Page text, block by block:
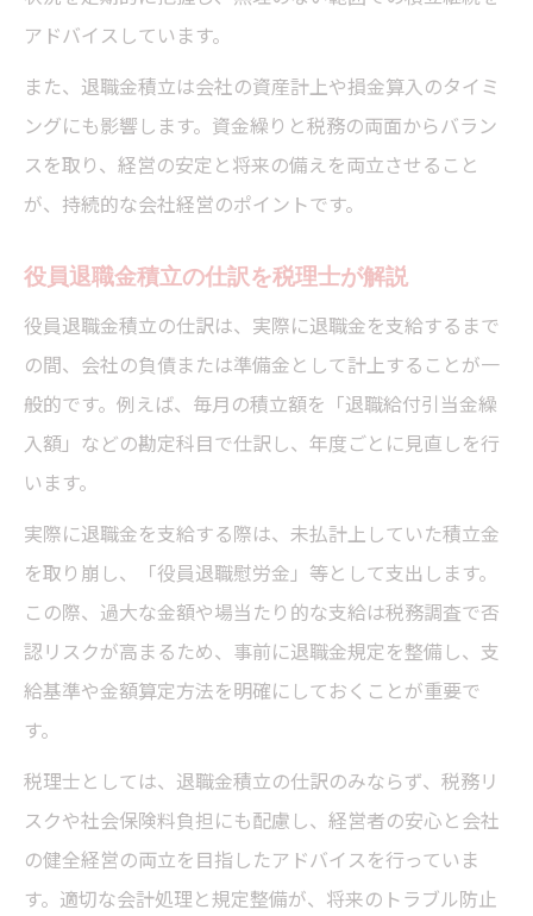
アドバイスしています。
また、退職金積立は会社の資産計上や損金算入のタイミ
ングにも影響します。資金繰りと税務の両面からバラン
スを取り、経営の安定と将来の備えを両立させること
が、持続的な会社経営のポイントです。
役員退職金積立の仕訳を税理士が解説
役員退職金積立の仕訳は、実際に退職金を支給するまで
の間、会社の負債または準備金として計上することが一
般的です。例えば、毎月の積立額を「退職給付引当金繰
入額」などの勘定科目で仕訳し、年度ごとに見直しを行
います。
実際に退職金を支給する際は、未払計上していた積立金
を取り崩し、「役員退職慰労金」等として支出します。
この際、過大な金額や場当たり的な支給は税務調査で否
認リスクが高まるため、事前に退職金規定を整備し、支
給基準や金額算定方法を明確にしておくことが重要で
す。
税理士としては、退職金積立の仕訳のみならず、税務リ
スクや社会保険料負担にも配慮し、経営者の安心と会社
の健全経営の両立を目指したアドバイスを行っていま
す。適切な会計処理と規定整備が、将来のトラブル防止